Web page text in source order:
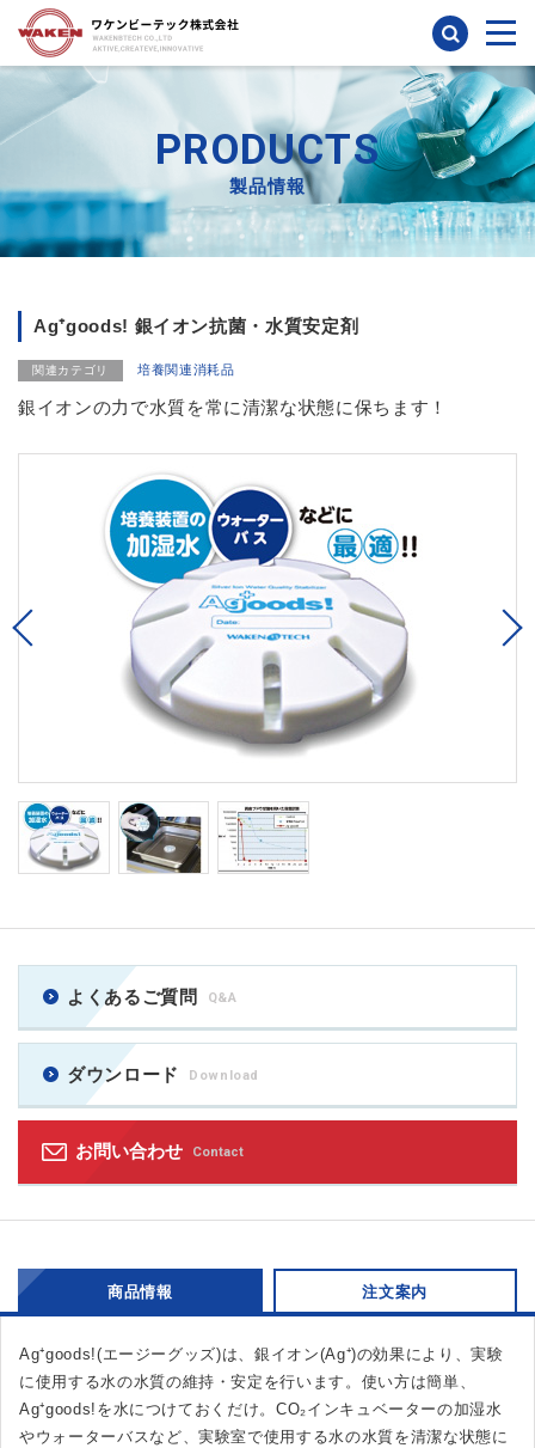
検索
PRODUCTS
製品情報
Ag⁺goods! 銀イオン抗菌・水質安定剤
関連カテゴリ 培養関連消耗品
銀イオンの力で水質を常に清潔な状態に保ちます！
よくあるご質問 Q&A
ダウンロード Download
お問い合わせ Contact
商品情報 注文案内
Ag⁺goods!(エージーグッズ)は、銀イオン(Ag⁺)の効果により、実験
に使用する水の水質の維持・安定を行います。使い方は簡単、
Ag⁺goods!を水につけておくだけ。CO₂インキュベーターの加湿水
やウォーターバスなど、実験室で使用する水の水質を清潔な状態に